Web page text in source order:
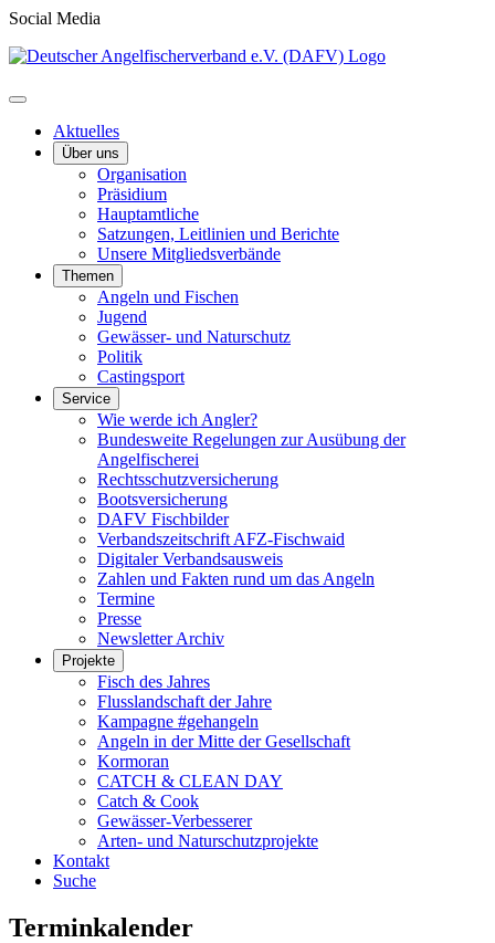
Social Media
Aktuelles
Über uns
Organisation
Präsidium
Hauptamtliche
Satzungen, Leitlinien und Berichte
Unsere Mitgliedsverbände
Themen
Angeln und Fischen
Jugend
Gewässer- und Naturschutz
Politik
Castingsport
Service
Wie werde ich Angler?
Bundesweite Regelungen zur Ausübung der
Angelfischerei
Rechtsschutzversicherung
Bootsversicherung
DAFV Fischbilder
Verbandszeitschrift AFZ-Fischwaid
Digitaler Verbandsausweis
Zahlen und Fakten rund um das Angeln
Termine
Presse
Newsletter Archiv
Projekte
Fisch des Jahres
Flusslandschaft der Jahre
Kampagne #gehangeln
Angeln in der Mitte der Gesellschaft
Kormoran
CATCH & CLEAN DAY
Catch & Cook
Gewässer-Verbesserer
Arten- und Naturschutzprojekte
Kontakt
Suche
Terminkalender